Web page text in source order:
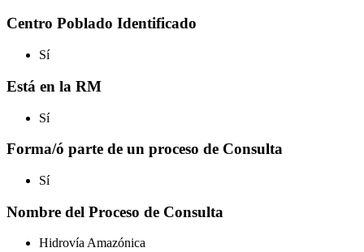
Centro Poblado Identificado
Sí
Está en la RM
Sí
Forma/ó parte de un proceso de Consulta
Sí
Nombre del Proceso de Consulta
Hidrovía Amazónica